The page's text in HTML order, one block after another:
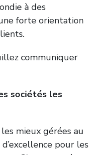
à des
forte orientation
communiquer
sociétés les
mieux gérées au
pour les